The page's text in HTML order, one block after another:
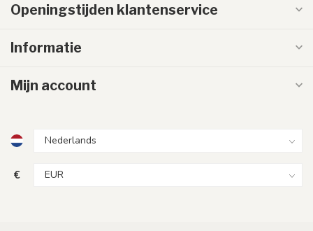
Openingstijden klantenservice
Informatie
Mijn account
€